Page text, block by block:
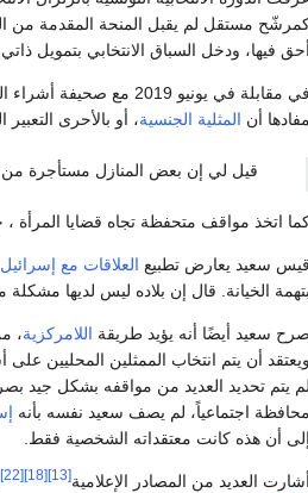
مستقل لم يقبل المنحة المقدمة من
أحق فيها، ودخل السباق الانتخابي بتمويل
في مقابلة في يونيو 2019 مع صحيفة أشراء المغربي، أعلن سعيد دعمه
مفادها أن المثلية الجنسية، أو بالأحرى
قيل لي إن بعض المنازل مستأجرة من
اتخذ مواقف متحفظة تجاه قضايا المرأة
قيس سعيد يعارض تطبيع العلاقات مع إسرائيل
بتهمة الخيانة. قال إن بلاده ليس لديها مشكلة
صرح سعيد أيضًا أنه يؤيد طريقة اللامركزية،
ويعتقد أن يتم انتخاب الممثلين المحليين
لم يتم تحديد العديد من مواقفه بشكل جيد
محافظة اجتماعياً، لم يصف سعيد نفسه بأنه
إلى أن هذه كانت معتقداته الشخصية فقط.
أشارت العديد من المصادر الإعلامية[13]
[18]
[22]